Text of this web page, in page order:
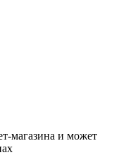
магазина и может